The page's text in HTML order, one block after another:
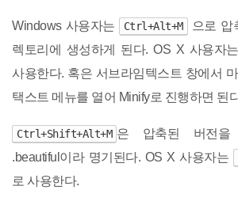
Windows 사용자는 Ctrl+Alt+M
으로 압
렉토리에 생성하게 된다. OS X 사용자는
사용한다. 혹은 서브라임텍스트 창에서
택스트 메뉴를 열어 Minify로 진행하면 된
Ctrl+Shift+Alt+M 은 압축된 버전을
.beautiful이라 명기된다. OS X 사용자는
로 사용한다.